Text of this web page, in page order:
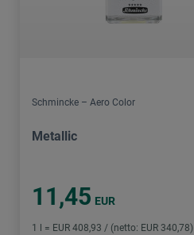
Schmincke – Aero Color
Metallic
11,45 EUR
1 l = EUR 408,93 / (netto: EUR 340,78)